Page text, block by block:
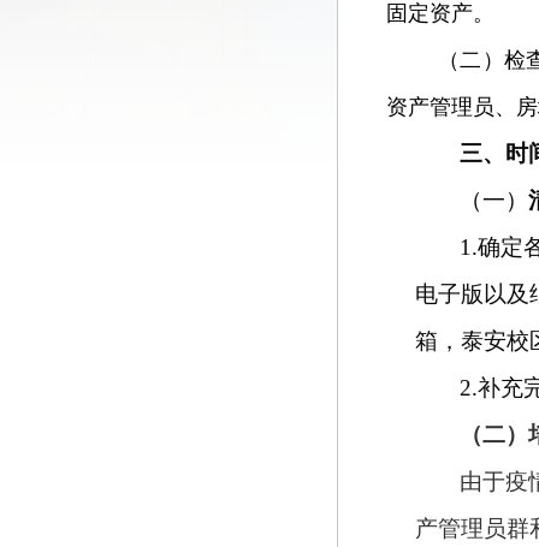
固定资产。
（二）
资产管理员、
三、时
（一）
1.确定
电子版以及
箱，泰安校
2.补充
（二
由于疫
产管理员群